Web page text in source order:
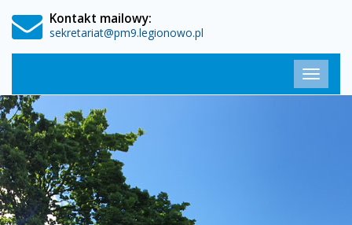
Legionowie
Kontakt mailowy:
sekretariat@pm9.legionowo.pl
główne